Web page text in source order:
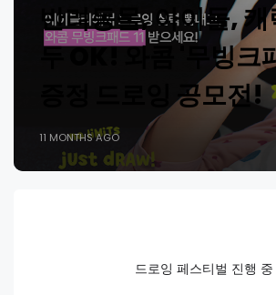
반려동물, 아이돌,
두 OK! 와콤 '무빙크
증정 드로잉 공모전!
11 MONTHS AGO
드로잉 페스티벌 진행 중